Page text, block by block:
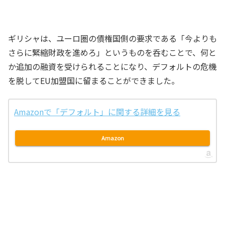
ギリシャは、ユーロ圏の債権国側の要求である「今よりも
さらに緊縮財政を進めろ」というものを呑むことで、何と
か追加の融資を受けられることになり、デフォルトの危機
を脱してEU加盟国に留まることができました。
Amazonで「デフォルト」に関する詳細を見る
Amazon